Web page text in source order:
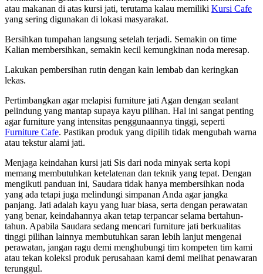
atau makanan di atas kursi jati, terutama kalau memiliki Kursi Cafe
yang sering digunakan di lokasi masyarakat.
Bersihkan tumpahan langsung setelah terjadi. Semakin on time
Kalian membersihkan, semakin kecil kemungkinan noda meresap.
Lakukan pembersihan rutin dengan kain lembab dan keringkan
lekas.
Pertimbangkan agar melapisi furniture jati Agan dengan sealant
pelindung yang mantap supaya kayu pilihan. Hal ini sangat penting
agar furniture yang intensitas penggunaannya tinggi, seperti
Furniture Cafe. Pastikan produk yang dipilih tidak mengubah warna
atau tekstur alami jati.
Menjaga keindahan kursi jati Sis dari noda minyak serta kopi
memang membutuhkan ketelatenan dan teknik yang tepat. Dengan
mengikuti panduan ini, Saudara tidak hanya membersihkan noda
yang ada tetapi juga melindungi simpanan Anda agar jangka
panjang. Jati adalah kayu yang luar biasa, serta dengan perawatan
yang benar, keindahannya akan tetap terpancar selama bertahun-
tahun. Apabila Saudara sedang mencari furniture jati berkualitas
tinggi pilihan lainnya membutuhkan saran lebih lanjut mengenai
perawatan, jangan ragu demi menghubungi tim kompeten tim kami
atau tekan koleksi produk perusahaan kami demi melihat penawaran
terunggul.